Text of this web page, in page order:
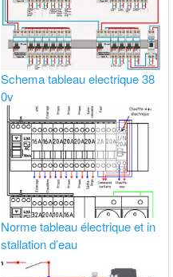
Schema tableau electrique 38
0v
Norme tableau électrique et in
stallation d’eau